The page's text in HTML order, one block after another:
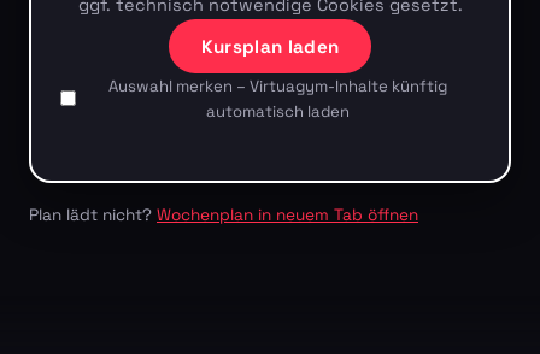
ggf. technisch notwendige Cookies gesetzt.
Kursplan laden
Auswahl merken – Virtuagym-Inhalte künftig
automatisch laden
Plan lädt nicht? Wochenplan in neuem Tab öffnen